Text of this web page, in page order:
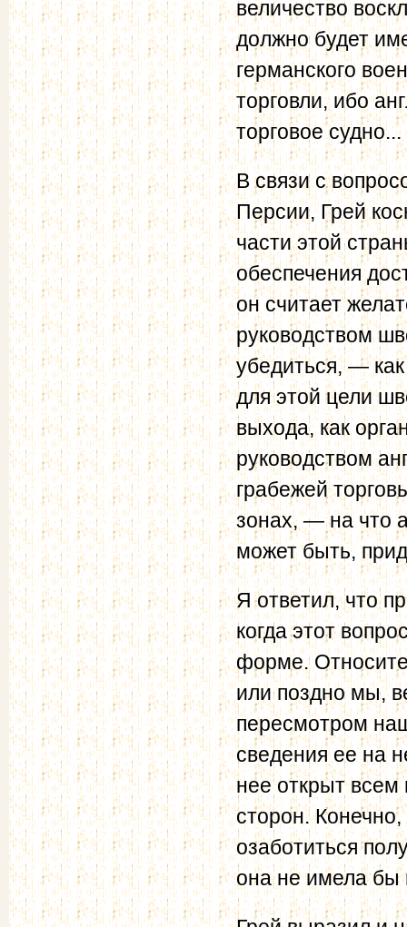
величество
должно будет
германского
торговли, ибо
торговое судно...
В связи с
Персии, Грей
части этой
обеспечения
он считает
руководством
убедиться, —
для этой цели
выхода, как
руководством
грабежей
зонах, — на что
может быть,
Я ответил, что
когда этот
форме.
или поздно мы,
пересмотром
сведения ее на
нее открыт всем
сторон.
озаботиться
она не имела бы